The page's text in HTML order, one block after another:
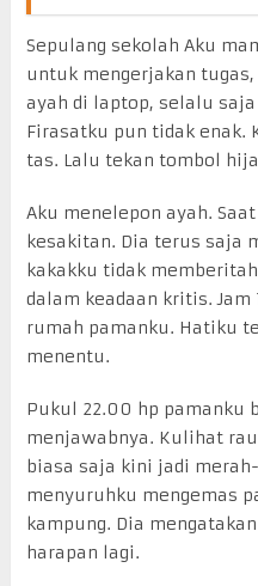
Sepulang sekolah Aku
untuk mengerjakan
ayah di laptop, selalu
Firasatku pun tidak enak.
tas. Lalu tekan tombol
Aku menelepon ayah.
kesakitan. Dia terus saja
kakakku tidak
dalam keadaan kritis.
rumah pamanku. Hatiku
menentu.
Pukul 22.00 hp pamanku
menjawabnya. Kulihat
biasa saja kini jadi
menyuruhku mengemas
kampung. Dia
harapan lagi.